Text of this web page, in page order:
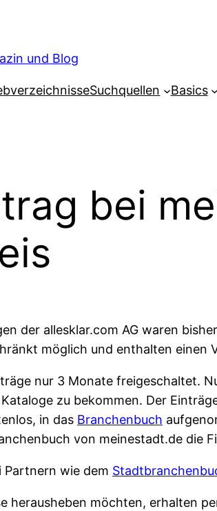
und Blog
Suchquellen Basics
bei
der allesklar.com AG waren
möglich und enthalten einen
nur 3 Monate freigeschaltet.
zu bekommen. Der
in das Branchenbuch
von meinestadt.de die
Partnern wie dem
herausheben möchten, erhalten